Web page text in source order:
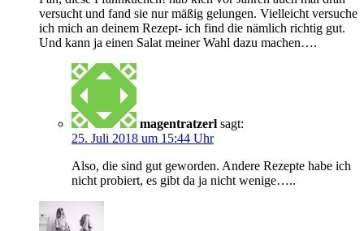
versucht und fand sie nur mäßig gelungen. Vielleicht versuche
ich mich an deinem Rezept- ich find die nämlich richtig gut.
Und kann ja einen Salat meiner Wahl dazu machen….
magentratzerl sagt:
25. Juli 2018 um 15:44 Uhr
Also, die sind gut geworden. Andere Rezepte habe ich
nicht probiert, es gibt da ja nicht wenige…..